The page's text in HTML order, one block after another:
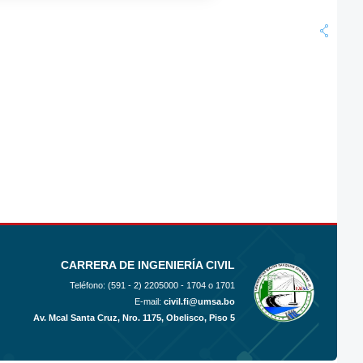
CARRERA DE INGENIERÍA CIVIL
Teléfono: (591 - 2) 2205000 - 1704 o 1701
E-mail: civil.fi@umsa.bo
Av. Mcal Santa Cruz, Nro. 1175, Obelisco, Piso 5